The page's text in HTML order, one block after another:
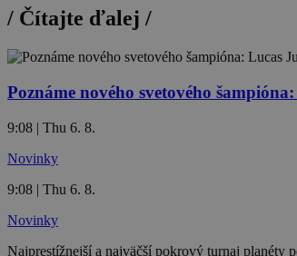
/ Čítajte ďalej /
Poznáme nového svetového
9:08 | Thu 6. 8.
Novinky
9:08 | Thu 6. 8.
Novinky
Najprestížnejší a najväčší pokrový turnaj planéty